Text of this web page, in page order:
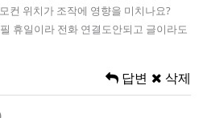
컨 위치가 조작에 영향을 미치나요?
휴일이라 전화 연결도안되고 글이라도
답변 삭제